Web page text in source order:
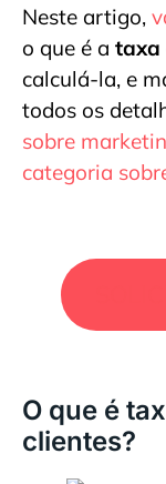
Neste artigo,
o que é a taxa
calculá-la, e
todos os
sobre
categoria
O que é
clientes?